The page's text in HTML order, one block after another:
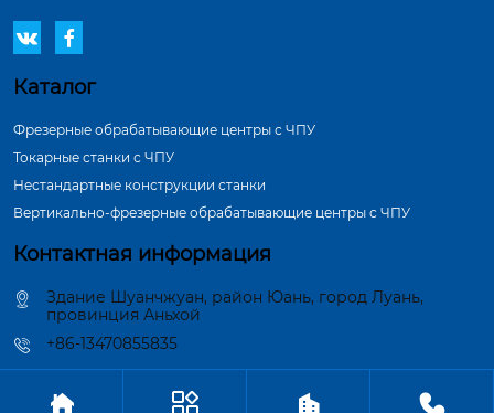
 
Каталог
Фрезерные обрабатывающие центры с ЧПУ
Токарные станки с ЧПУ
Нестандартные конструкции станки
Вертикально-фрезерные обрабатывающие центры с ЧПУ
Контактная информация
Здание Шуанчжуан, район Юань, город Луань,
провинция Аньхой
+86-13470855835
   